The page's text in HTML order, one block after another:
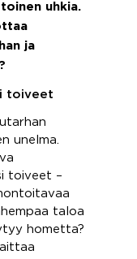
uhkia.
ja
toiveet
unelma.
toiveet –
taloa
hometta?